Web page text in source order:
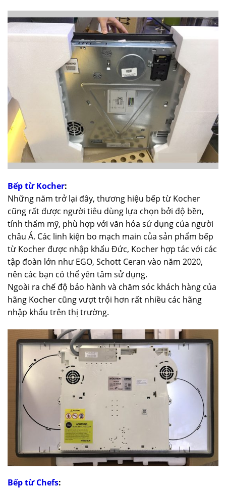
Bếp từ Kocher:
Những năm trở lại đây, thương hiệu bếp từ Kocher
cũng rất được người tiêu dùng lựa chọn bởi độ bền,
tính thẩm mỹ, phù hợp với văn hóa sử dụng của người
châu Á. Các linh kiện bo mạch main của sản phẩm bếp
từ Kocher được nhập khẩu Đức, Kocher hợp tác với các
tập đoàn lớn như EGO, Schott Ceran vào năm 2020,
nên các bạn có thể yên tâm sử dụng.
Ngoài ra chế độ bảo hành và chăm sóc khách hàng của
hãng Kocher cũng vượt trội hơn rất nhiều các hãng
nhập khẩu trên thị trường.
Bếp từ Chefs: